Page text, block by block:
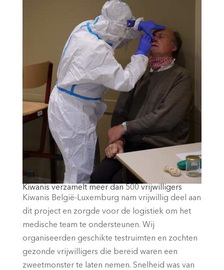
Kiwanis verzamelt meer dan 500 vrijwilligers
Kiwanis België-Luxemburg nam vrijwillig deel aan
dit project en zorgde voor de logistiek om het
medische team te ondersteunen. Wij
organiseerden geschikte testruimten en zochten
gezonde vrijwilligers die bereid waren een
zweetmonster te laten nemen. Snelheid was van